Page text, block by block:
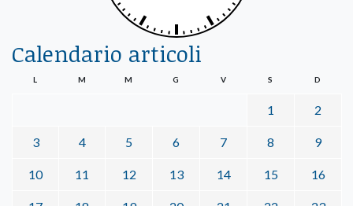
Calendario articoli
L M M G V S D
1 2
3 4 5 6 7 8 9
10 11 12 13 14 15 16